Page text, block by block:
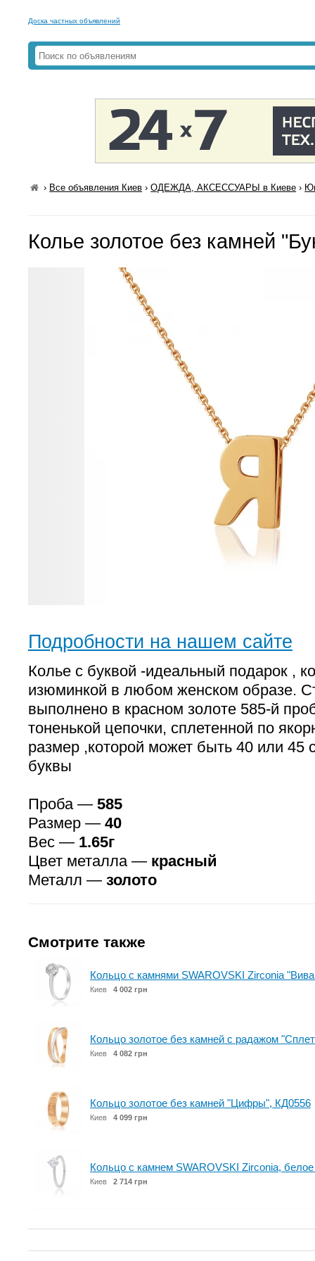
Доска частных объявлений
› Все объявления Киев ›ОДЕЖДА, АКСЕССУАРЫ в Киеве ›
Колье золотое без камней
Подробности на нашем сайте
Колье с буквой -идеальный подарок ,
изюминкой в любом женском образе.
выполнено в красном золоте 585-й
тоненькой цепочки, сплетенной по
размер ,которой может быть 40 или 45
буквы
Проба — 585
Размер — 40
Вес — 1.65г
Цвет металла — красный
Металл — золото
Смотрите также
Кольцо с камнями SWAROVSKI Zirconia
Киев 4 002 грн
Кольцо золотое без камней с радажом
Киев 4 082 грн
Кольцо золотое без камней "Цифры", КД0556
Киев 4 099 грн
Кольцо с камнем SWAROVSKI Zirconia,
Киев 2 714 грн